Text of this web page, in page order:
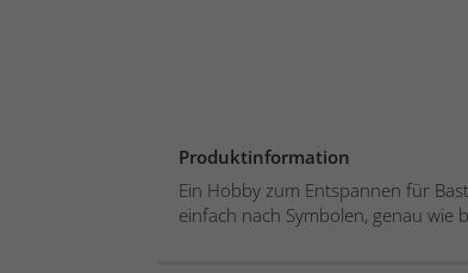
Produktinformation
Ein Hobby zum Entspannen für
einfach nach Symbolen, genau wie